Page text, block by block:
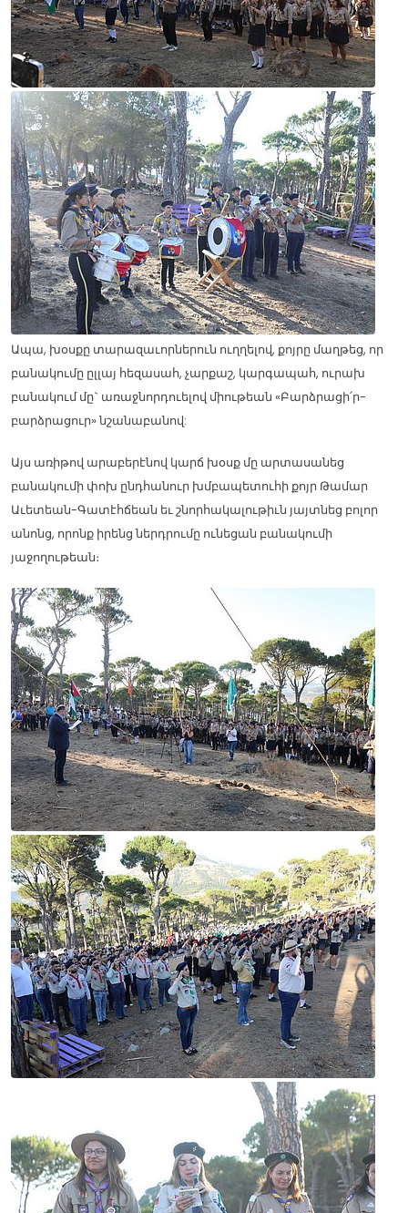
Ապա, խօսքը տարազաւորներուն ուղղելով, քոյրը մաղթեց, որ
բանակումը ըլլայ հեզասահ, չարքաշ, կարգապահ, ուրախ
բանակում մը` առաջնորդուելով միութեան «Բարձրացի՛ր-
բարձրացուր» նշանաբանով:
Այս առիթով արաբերէնով կարճ խօսք մը արտասանեց
բանակումի փոխ ընդհանուր խմբապետուհի քոյր Թամար
Աւետեան-Գատէհճեան եւ շնորհակալութիւն յայտնեց բոլոր
անոնց, որոնք իրենց ներդրումը ունեցան բանակումի
յաջողութեան։